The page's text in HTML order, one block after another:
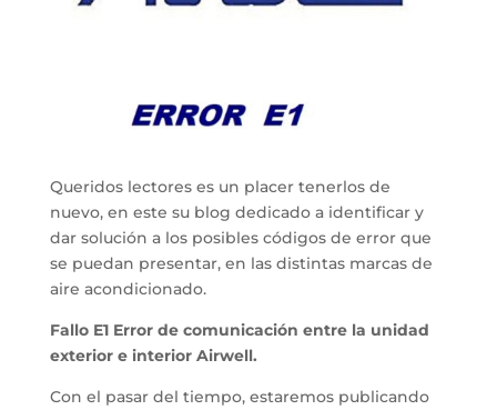
Queridos lectores es un placer tenerlos de
nuevo, en este su blog dedicado a identificar y
dar solución a los posibles códigos de error que
se puedan presentar, en las distintas marcas de
aire acondicionado.
Fallo E1 Error de comunicación entre la unidad
exterior e interior Airwell.
Con el pasar del tiempo, estaremos publicando